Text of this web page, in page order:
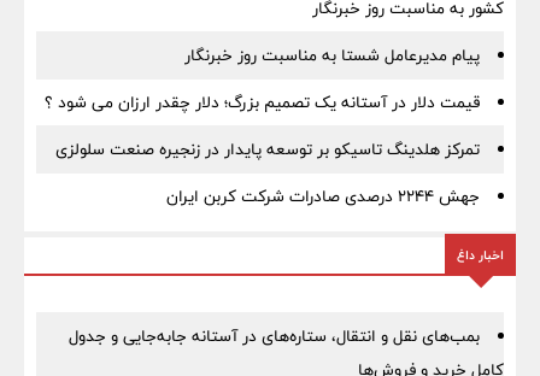
کشور به مناسبت روز خبرنگار
پیام مدیرعامل شستا به مناسبت روز خبرنگار
قیمت دلار در آستانه یک تصمیم بزرگ؛ دلار چقدر ارزان می شود ؟
تمرکز هلدینگ تاسیکو بر توسعه پایدار در زنجیره صنعت سلولزی
جهش ۲۲۴۴ درصدی صادرات شرکت کربن ایران
اخبار داغ
بمب‌های نقل و انتقال، ستاره‌های در آستانه جابه‌جایی و جدول
کامل خرید و فروش‌ها